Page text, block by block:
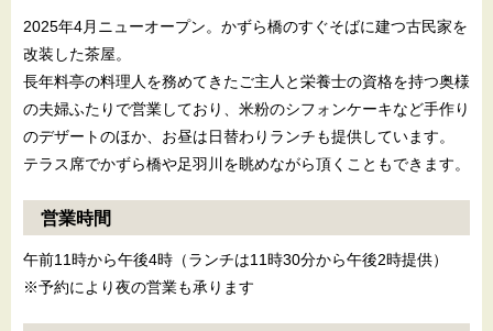
2025年4月ニューオープン。かずら橋のすぐそばに建つ古民家を
改装した茶屋。
長年料亭の料理人を務めてきたご主人と栄養士の資格を持つ奥様
の夫婦ふたりで営業しており、米粉のシフォンケーキなど手作り
のデザートのほか、お昼は日替わりランチも提供しています。
テラス席でかずら橋や足羽川を眺めながら頂くこともできます。
営業時間
午前11時から午後4時（ランチは11時30分から午後2時提供）
※予約により夜の営業も承ります